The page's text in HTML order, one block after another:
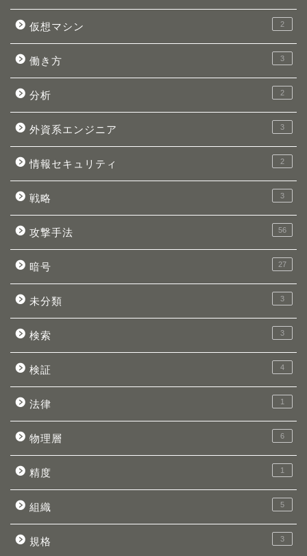
仮想マシン 2
働き方 3
分析 2
外資系エンジニア 3
情報セキュリティ 2
戦略 3
攻撃手法 56
暗号 27
未分類 3
検索 3
検証 4
法律 1
物理層 6
精度 1
組織 5
規格 3